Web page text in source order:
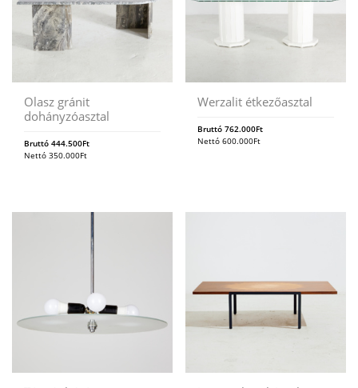
Olasz gránit
dohányzóasztal
Bruttó 444.500Ft
Nettó 350.000Ft
Werzalit étkezőasztal
Bruttó762.000Ft
Nettó600.000Ft